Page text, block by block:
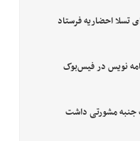
تسلا احضاریه فرستاد
نویس در فیس‌بوک
مشورتی داشت